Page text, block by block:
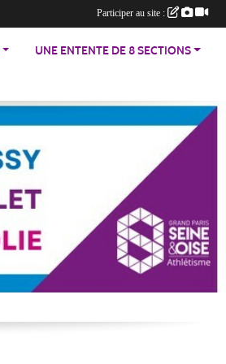
UNE ENTENTE DE 8 SECTIONS
Participer au site :